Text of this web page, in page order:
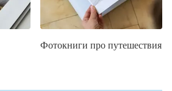
Фотокниги про путешествия